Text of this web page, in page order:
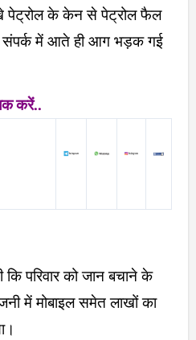
पेट्रोल के केन से पेट्रोल फैल
में आते ही आग भड़क गई
करें..
परिवार को जान बचाने के
में मोबाइल समेत लाखों का